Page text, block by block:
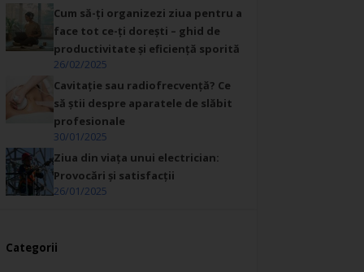
Cum să-ți organizezi ziua pentru a
face tot ce-ți dorești – ghid de
productivitate și eficiență sporită
26/02/2025
Cavitație sau radiofrecvență? Ce
să știi despre aparatele de slăbit
profesionale
30/01/2025
Ziua din viața unui electrician:
Provocări și satisfacții
26/01/2025
Categorii